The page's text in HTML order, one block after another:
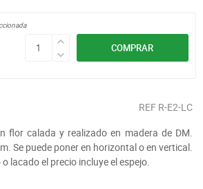
COMPRAR
REF R-E2-LC
flor calada y realizado en madera de DM.
Se puede poner en horizontal o en vertical.
lacado el precio incluye el espejo.